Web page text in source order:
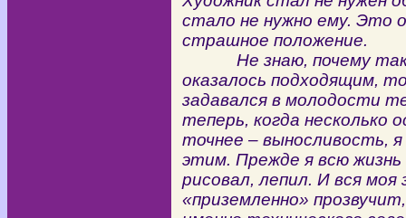
стало не нужно ему. Это
страшное положение.
Не знаю, почему так
оказалось подходящим,
задавался в молодости
теперь, когда несколько
точнее – выносливость,
этим. Прежде я всю
рисовал, лепил. И вся моя
«приземленно»